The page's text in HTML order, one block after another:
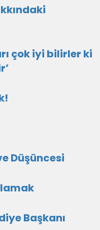
çok iyi bilirler ki
Düşüncesi
Başkanı